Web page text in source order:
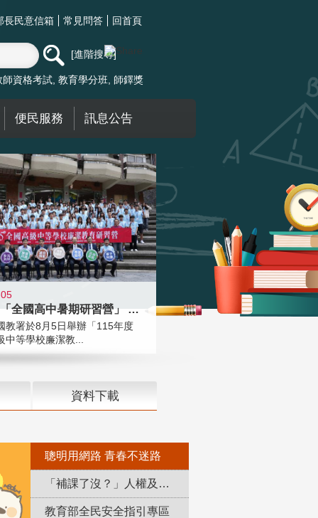
長民意信箱 常見問答 回首頁
進階搜尋
師資格考試 教育學分班 師鐸獎
便民服務 訊息公告
國教署「全國高中暑期研習營」 以多
教署於8月5日舉辦「115年度
中等學校廉潔教...
資料下載
聰明用網路 青春不迷路
「補課了沒？」人權及轉型正義教育專區
教育部全民安全指引專區